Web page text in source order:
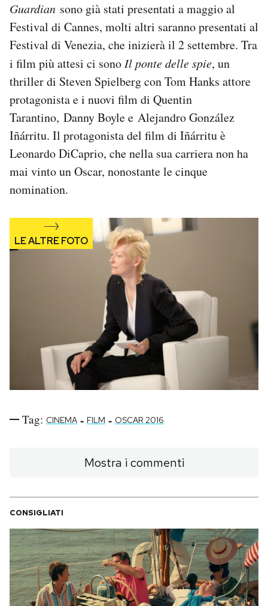
AREA PERSONALE
Area Personale
Newsletter
Notifiche mobile
Hai bisogno di aiuto?
Esci
Guardian sono già stati presentati a maggio al
Festival di Cannes, molti altri saranno presentati al
Festival di Venezia, che inizierà il 2 settembre. Tra
i film più attesi ci sonoIl ponte delle spie, un
thriller di Steven Spielberg con Tom Hanks attore
protagonista e i nuovi film di Quentin
Tarantino, Danny Boyle e Alejandro González
Iñárritu. Il protagonista del film di Iñárritu è
Leonardo DiCaprio, che nella sua carriera non ha
mai vinto un Oscar, nonostante le cinque
nomination.
Tag: CINEMA - FILM - OSCAR 2016
Mostra i commenti
CONSIGLIATI